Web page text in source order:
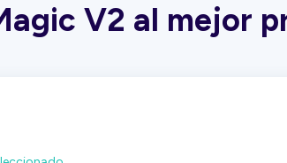
V2 al mejor